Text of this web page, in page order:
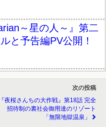
～星の人～』第二
と予告編PV公開！
次の投稿
『夜桜さんちの大作戦』第18話 完全
招待制の裏社会御用達のリゾート
「無限地獄温泉」